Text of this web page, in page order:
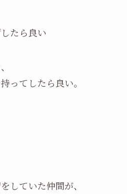
たら良い
ってしたら良い。
していた仲間が、